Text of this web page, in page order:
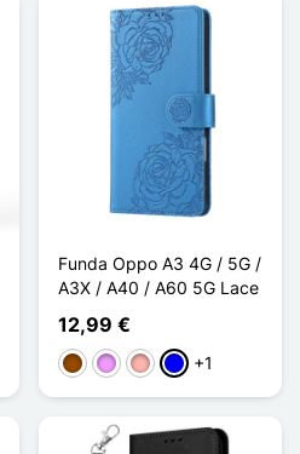
Funda Oppo A3 4G / 5G /
A3X / A40 / A60 5G Lace
12,99 €
MarrónMorado claro
Oro rosa
Azul+1